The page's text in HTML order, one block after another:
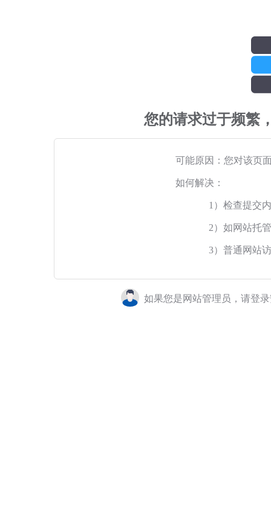
您的请求过于频繁
可能原因：您对该页
如何解决：
1）检查提交
2）如网站托
3）普通网站
如果您是网站管理员，请登